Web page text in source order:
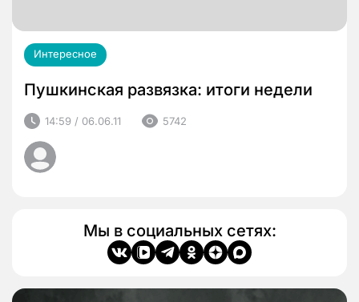
Интересное
Пушкинская развязка: итоги недели
14:59 / 06.06.11 5742
Мы в социальных сетях: